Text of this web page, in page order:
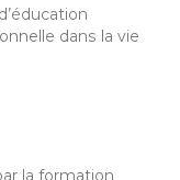
dans la vie
la formation